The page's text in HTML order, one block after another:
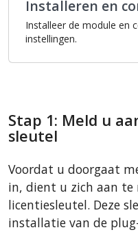
Installeren en
Installeer de module en
instellingen.
Stap 1: Meld u
sleutel
Voordat u doorgaat
in, dient u zich aan te
licentiesleutel. Deze
installatie van de